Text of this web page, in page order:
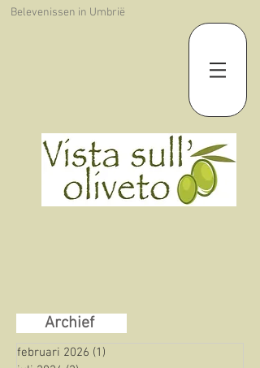
Belevenissen in Umbrië
Archief
februari 2026 (1)